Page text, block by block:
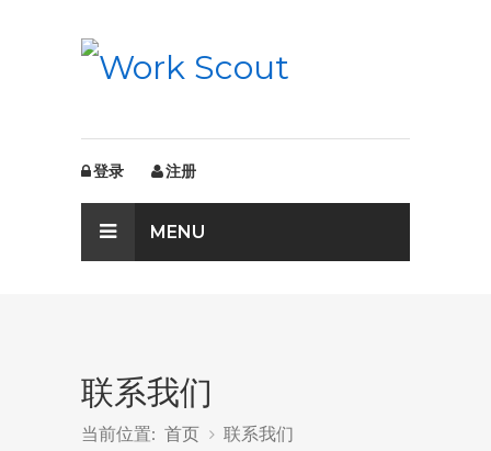
登录 注册
MENU
联系我们
当前位置: 首页 联系我们